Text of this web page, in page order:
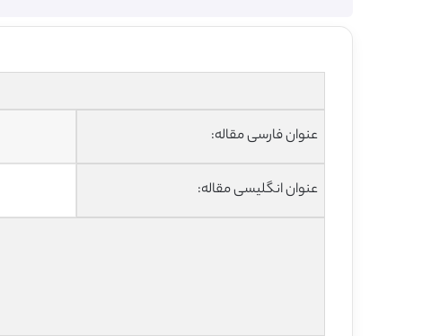
عنوان فارسی مقاله:
عنوان انگلیسی مقاله: